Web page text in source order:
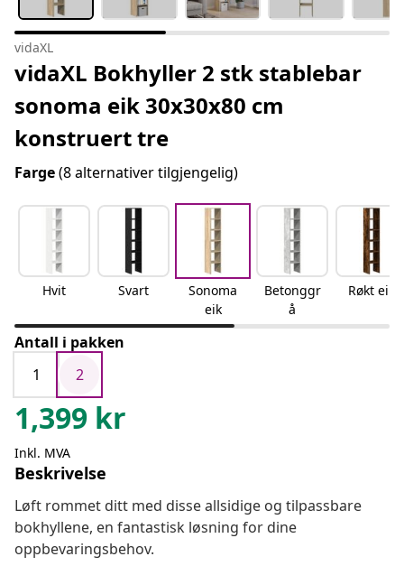
vidaXL
vidaXL Bokhyller 2 stk stablebar
sonoma eik 30x30x80 cm
konstruert tre
Farge(8 alternativer tilgjengelig)
Hvit Svart
Sonoma
eik
Betonggr
å
Røkt eik
Antall i pakken
1
2
1,399 kr
Inkl. MVA
Beskrivelse
Løft rommet ditt med disse allsidige og tilpassbare
bokhyllene, en fantastisk løsning for dine
oppbevaringsbehov.